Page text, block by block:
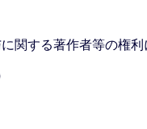
関する著作者等の権